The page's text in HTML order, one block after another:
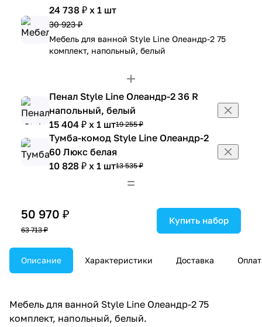
24 738 ₽ x 1 шт
30 923 ₽
Мебель для ванной Style Line Олеандр-2 75
комплект, напольный, белый
Пенал Style Line Олеандр-2 36 R
напольный, белый
15 404 ₽ x 1 шт19 255 ₽
Тумба-комод Style Line Олеандр-2
60 Люкс белая
10 828 ₽ x 1 шт13 535 ₽
50 970 ₽
63 713 ₽
Купить набор
Описание Характеристики Доставка
Мебель для ванной Style Line Олеандр-2 75
комплект, напольный, белый.